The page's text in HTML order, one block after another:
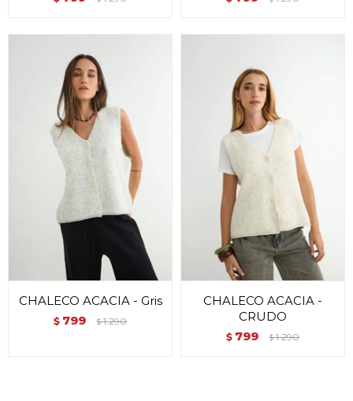
CHALECO ACACIA - Gris
$ 799 $ 1.290
CHALECO ACACIA -
CRUDO
$ 799 $ 1.290